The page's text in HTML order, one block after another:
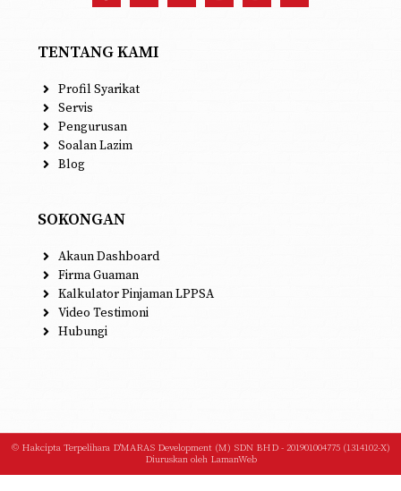
TENTANG KAMI
Profil Syarikat
Servis
Pengurusan
Soalan Lazim
Blog
SOKONGAN
Akaun Dashboard
Firma Guaman
Kalkulator Pinjaman LPPSA
Video Testimoni
Hubungi
© Hakcipta Terpelihara D'MARAS Development (M) SDN BHD - 201901004775 (1314102-X)
Diuruskan oleh LamanWeb